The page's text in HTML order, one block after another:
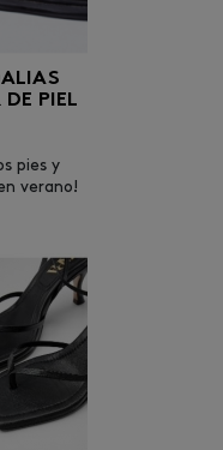
PIEL
pies y
verano!
que